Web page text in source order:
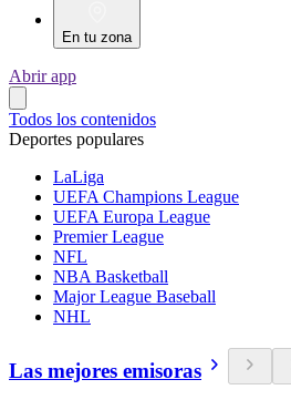
En tu zona
Abrir app
Todos los contenidos
Deportes populares
LaLiga
UEFA Champions League
UEFA Europa League
Premier League
NFL
NBA Basketball
Major League Baseball
NHL
Las mejores emisoras